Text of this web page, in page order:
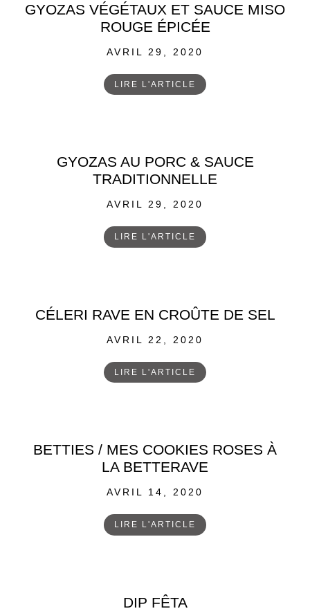
GYOZAS VÉGÉTAUX ET SAUCE MISO
ROUGE ÉPICÉE
POSTED
AVRIL 29, 2020
LIRE L'ARTICLE
GYOZAS AU PORC & SAUCE
TRADITIONNELLE
POSTED
AVRIL 29, 2020
LIRE L'ARTICLE
CÉLERI RAVE EN CROÛTE DE SEL
POSTED
AVRIL 22, 2020
LIRE L'ARTICLE
BETTIES / MES COOKIES ROSES À
LA BETTERAVE
POSTED
AVRIL 14, 2020
LIRE L'ARTICLE
DIP FÊTA